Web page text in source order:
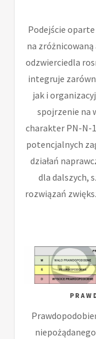
Podejście
na
odzwierciedla
integruje
jak i
spojrzenie na
charakter PN-N-
potencjalnych
działań
dla dalszych,
rozwiązań